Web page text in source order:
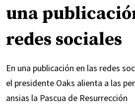
una
redes sociales
En una publicación en las redes
el presidente Oaks alienta a las
ansias la Pascua de Resurrección